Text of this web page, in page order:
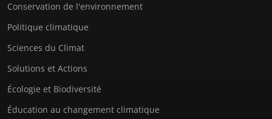
Conservation de l'environnement
Politique climatique
Sciences du Climat
Solutions et Actions
Écologie et Biodiversité
Éducation au changement climatique